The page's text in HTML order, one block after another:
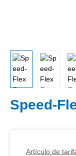
Speed-
Artículo de